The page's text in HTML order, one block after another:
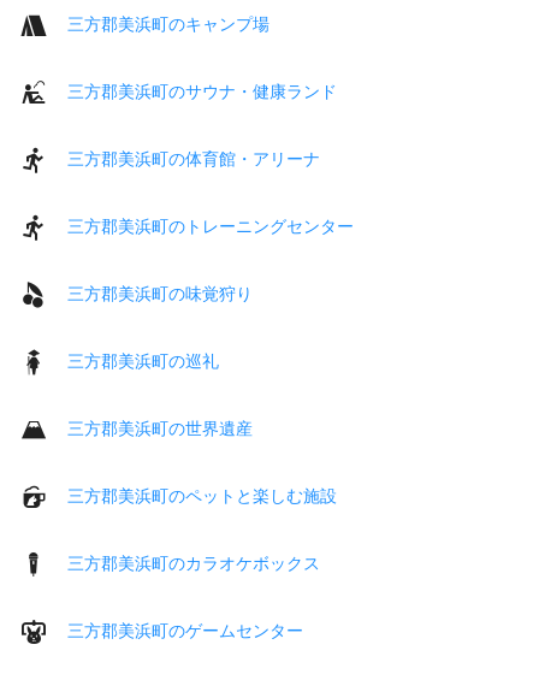
三方郡美浜町のキャンプ場
三方郡美浜町のサウナ・健康ランド
三方郡美浜町の体育館・アリーナ
三方郡美浜町のトレーニングセンター
三方郡美浜町の味覚狩り
三方郡美浜町の巡礼
三方郡美浜町の世界遺産
三方郡美浜町のペットと楽しむ施設
三方郡美浜町のカラオケボックス
三方郡美浜町のゲームセンター